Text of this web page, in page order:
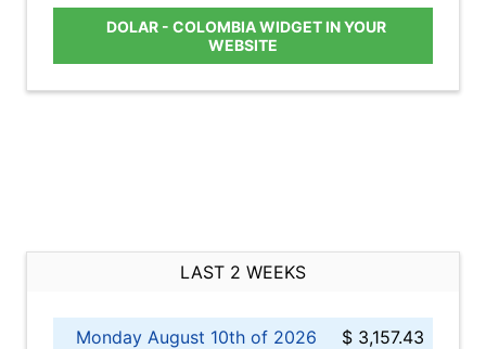
DOLAR - COLOMBIA WIDGET IN YOUR
WEBSITE
LAST 2 WEEKS
Monday August 10th of 2026
$ 3,157.43